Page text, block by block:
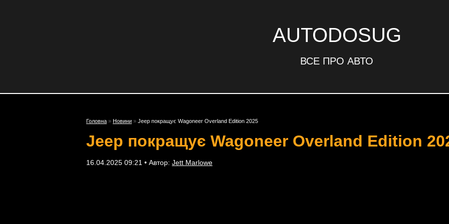
AUTODOSUG
ВСЕ ПРО АВТО
Головна » Новини » Jeep покращує Wagoneer Overland Edition 2025
Jeep покращує Wagoneer Overland Edition
16.04.2025 09:21 • Автор: Jett Marlowe